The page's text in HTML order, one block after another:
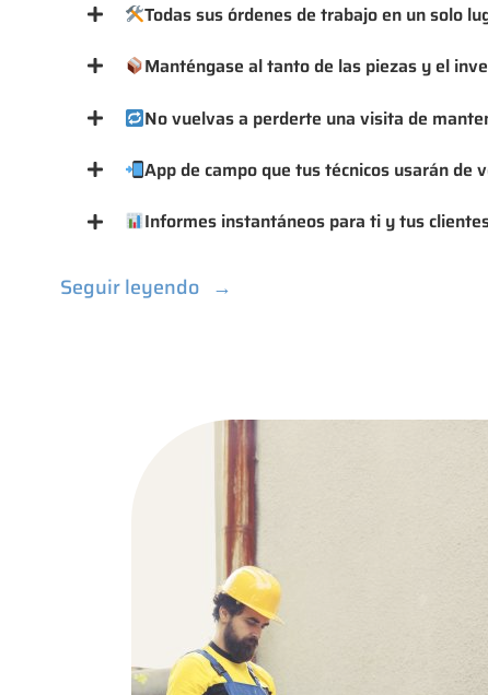
Todas sus órdenes de trabajo en un solo
Manténgase al tanto de las piezas y el
No vuelvas a perderte una visita de
App de campo que tus técnicos usarán de
Informes instantáneos para ti y tus
Seguir leyendo →